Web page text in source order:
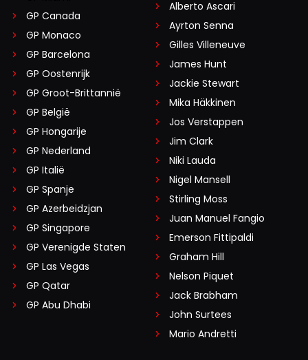
GP Canada
GP Monaco
GP Barcelona
GP Oostenrijk
GP Groot-Brittannië
GP België
GP Hongarije
GP Nederland
GP Italië
GP Spanje
GP Azerbeidzjan
GP Singapore
GP Verenigde Staten
GP Las Vegas
GP Qatar
GP Abu Dhabi
Alberto Ascari
Ayrton Senna
Gilles Villeneuve
James Hunt
Jackie Stewart
Mika Häkkinen
Jos Verstappen
Jim Clark
Niki Lauda
Nigel Mansell
Stirling Moss
Juan Manuel Fangio
Emerson Fittipaldi
Graham Hill
Nelson Piquet
Jack Brabham
John Surtees
Mario Andretti